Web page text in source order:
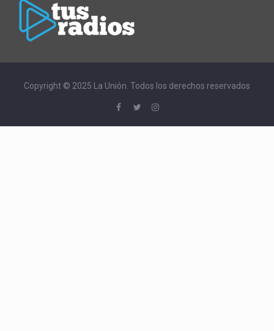
Copyright © 2025 La Unión. Todos los derechos reservados